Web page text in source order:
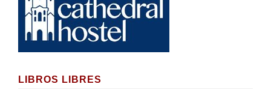
LIBROS LIBRES